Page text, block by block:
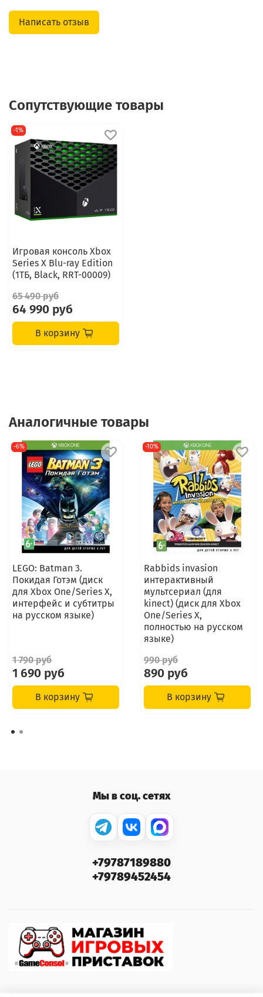
Написать отзыв
Сопутствующие товары
-1%
Игровая консоль Xbox
Series X Blu-ray Edition
(1ТБ, Black, RRT-00009)
65 490 руб
64 990 руб
В корзину
Аналогичные товары
-6%
LEGO: Batman 3.
Покидая Готэм (диск
для Xbox One/Series X,
интерфейс и субтитры
на русском языке)
1 790 руб
1 690 руб
В корзину
-10%
Rabbids invasion
интерактивный
мультсериал (для
kinect) (диск для Xbox
One/Series X,
полностью на русском
языке)
990 руб
890 руб
В корзину
Мы в соц. сетях
+79787189880
+79789452454